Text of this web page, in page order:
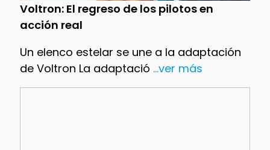
Voltron: El regreso de los pilotos en
acción real
Un elenco estelar se une a la adaptación
de Voltron La adaptació ...ver más